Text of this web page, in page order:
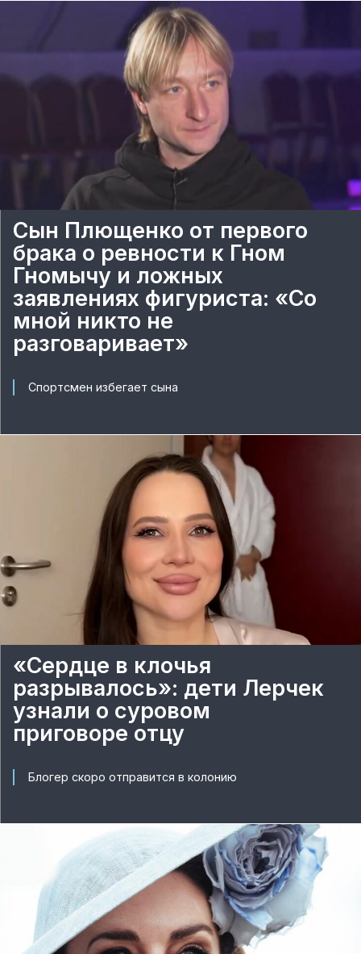
Сын Плющенко от первого
брака о ревности к Гном
Гномычу и ложных
заявлениях фигуриста: «Со
мной никто не
разговаривает»
Спортсмен избегает сына
«Сердце в клочья
разрывалось»: дети Лерчек
узнали о суровом
приговоре отцу
Блогер скоро отправится в колонию